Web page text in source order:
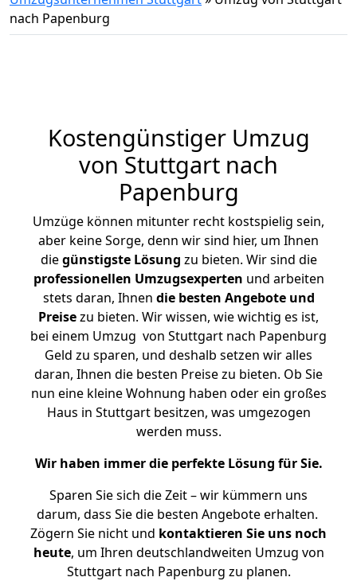
nach Papenburg
Kostengünstiger Umzug
von Stuttgart nach
Papenburg
Umzüge können mitunter recht kostspielig sein,
aber keine Sorge, denn wir sind hier, um Ihnen
diegünstigste Lösung zu bieten. Wir sind die
professionellen Umzugsexperten und arbeiten
stets daran, Ihnen die besten Angebote und
Preisezu bieten. Wir wissen, wie wichtig es ist,
bei einem Umzug von Stuttgart nach Papenburg
Geld zu sparen, und deshalb setzen wir alles
daran, Ihnen die besten Preise zu bieten. Ob Sie
nun eine kleine Wohnung haben oder ein großes
Haus in Stuttgart besitzen, was umgezogen
werden muss.
Wir haben immer die perfekte Lösung für Sie.
Sparen Sie sich die Zeit – wir kümmern uns
darum, dass Sie die besten Angebote erhalten.
Zögern Sie nicht und kontaktieren Sie uns noch
heute, um Ihren deutschlandweiten Umzug von
Stuttgart nach Papenburg zu planen.